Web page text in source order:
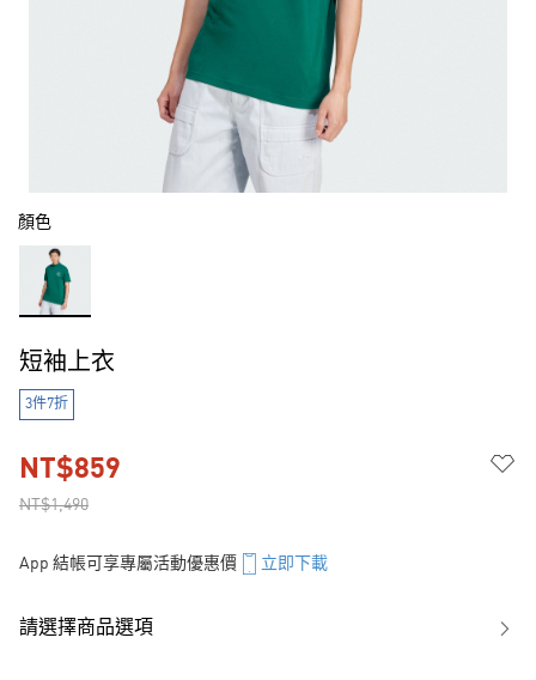
顏色
短袖上衣
3件7折
NT$1,490
NT$859
App 結帳可享專屬活動優惠價 立即下載
請選擇商品選項